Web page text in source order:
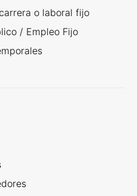
o laboral fijo
/ Empleo Fijo